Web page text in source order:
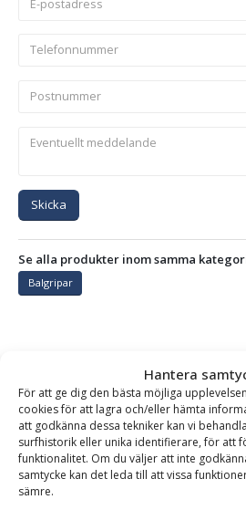
Hantera
För att ge dig den bästa möjliga
cookies för att lagra och/eller hämta
att godkänna dessa tekniker kan vi
surfhistorik eller unika identifierare, för att
funktionalitet. Om du väljer att inte
samtycke kan det leda till att vissa
sämre.
Skicka
Se alla produkter inom samma
Balgripar
Balgrip – fäste Euro, kapacitet
1800 mm
Balgripens runda armar och mjuka
runt balen och motverkar att den